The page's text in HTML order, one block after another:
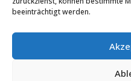
beeinträchtigt werden.